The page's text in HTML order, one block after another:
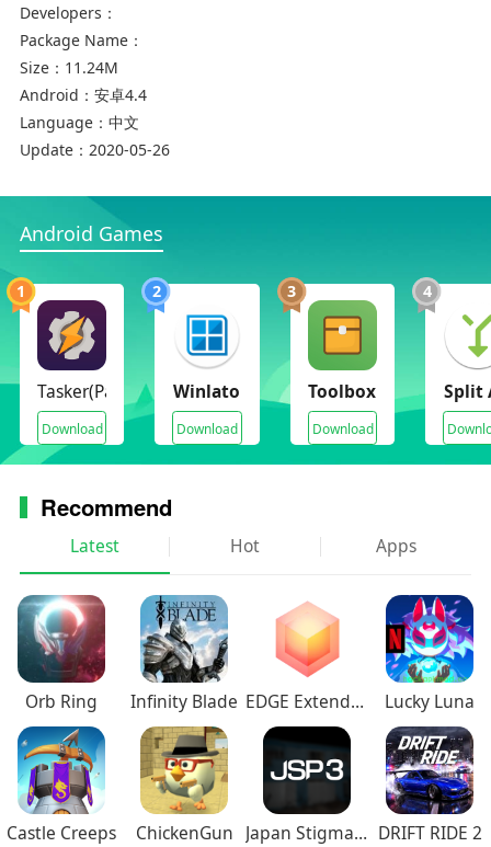
3、免费使用
软件功能：
【照片修复】
对一些模糊但能明显看清人物面部信息但照片进行
面部清晰度提高。
【画质提升】
利用AI技术优化画质，各种细节快速处理。
【照片去噪】
通过AI智能识别获取照片噪点，清理噪点的同时将
不好模糊重要细节，让您的照片也能和新拍的一
样。
Developers：
Package Name：
Size： 11.24M
Android： 安卓4.4
Language： 中文
Update： 2020-05-26
Android Games
1
Tasker(Paid Full Unlocked)
Download
2
Winlator: Windows x86, x64 Emulator
Download
3
Toolbox for
Download
4
Split
Recommend
Latest Hot Apps
Orb Ring Infinity Blade EDGE Extended Lucky Luna
Castle Creeps ChickenGun Japan Stigmatized Property3 DRIFT RIDE 2